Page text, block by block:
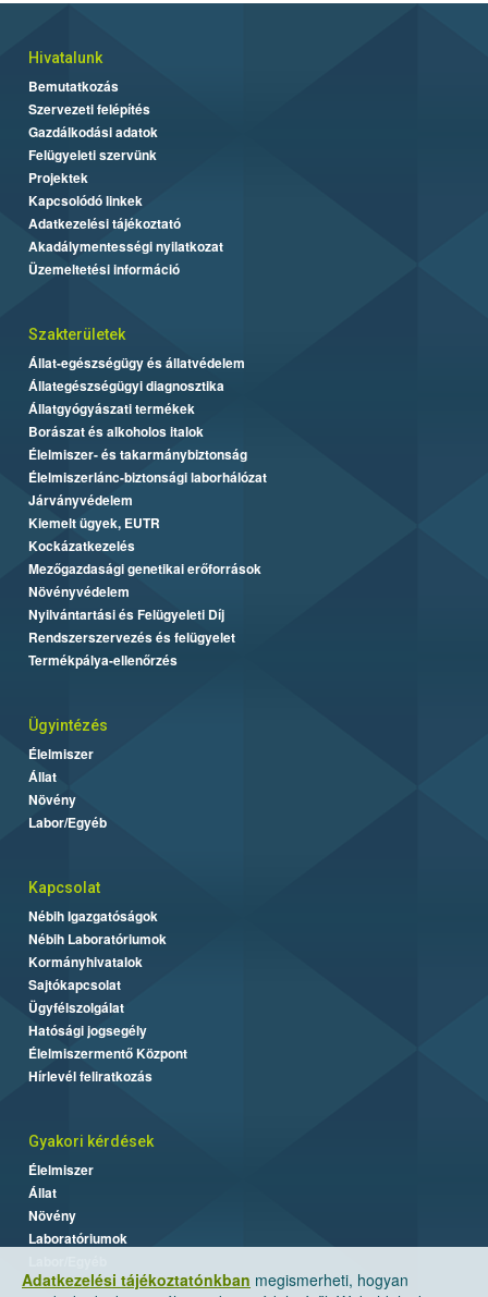
Adatkezelési tájékoztatónkban megismerheti, hogyan
Hivatalunk
Bemutatkozás
Szervezeti felépítés
Gazdálkodási adatok
Felügyeleti szervünk
Projektek
Kapcsolódó linkek
Adatkezelési tájékoztató
Akadálymentességi nyilatkozat
Üzemeltetési információ
Szakterületek
Állat-egészségügy és állatvédelem
Állategészségügyi diagnosztika
Állatgyógyászati termékek
Borászat és alkoholos italok
Élelmiszer- és takarmánybiztonság
Élelmiszerlánc-biztonsági laborhálózat
Járványvédelem
Kiemelt ügyek, EUTR
Kockázatkezelés
Mezőgazdasági genetikai erőforrások
Növényvédelem
Nyilvántartási és Felügyeleti Díj
Rendszerszervezés és felügyelet
Termékpálya-ellenőrzés
Ügyintézés
Élelmiszer
Állat
Növény
Labor/Egyéb
Kapcsolat
Nébih Igazgatóságok
Nébih Laboratóriumok
Kormányhivatalok
Sajtókapcsolat
Ügyfélszolgálat
Hatósági jogsegély
Élelmiszermentő Központ
Hírlevél feliratkozás
Gyakori kérdések
Élelmiszer
Állat
Növény
Laboratóriumok